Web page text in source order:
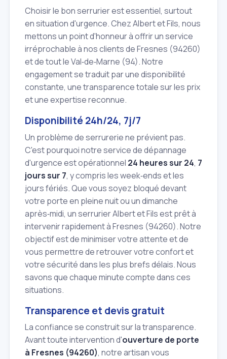
Choisir le bon serrurier est essentiel, surtout
en situation d'urgence. Chez Albert et Fils, nous
mettons un point d'honneur à offrir un service
irréprochable à nos clients de Fresnes (94260)
et de tout le Val‑de‑Marne (94). Notre
engagement se traduit par une disponibilité
constante, une transparence totale sur les prix
et une expertise reconnue.
Disponibilité 24h/24, 7j/7
Un problème de serrurerie ne prévient pas.
C'est pourquoi notre service de dépannage
d'urgence est opérationnel 24 heures sur 24, 7
jours sur 7, y compris les week‑ends et les
jours fériés. Que vous soyez bloqué devant
votre porte en pleine nuit ou un dimanche
après‑midi, un serrurier Albert et Fils est prêt à
intervenir rapidement à Fresnes (94260). Notre
objectif est de minimiser votre attente et de
vous permettre de retrouver votre confort et
votre sécurité dans les plus brefs délais. Nous
savons que chaque minute compte dans ces
situations.
Transparence et devis gratuit
La confiance se construit sur la transparence.
Avant toute intervention d'ouverture de porte
à Fresnes (94260), notre artisan vous